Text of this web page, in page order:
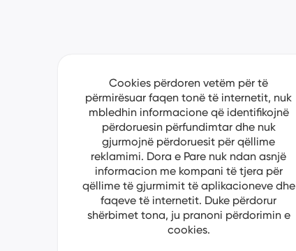
Cookies përdoren vetëm për të
përmirësuar faqen tonë të internetit, nuk
mbledhin informacione që identifikojnë
përdoruesin përfundimtar dhe nuk
gjurmojnë përdoruesit për qëllime
reklamimi. Dora e Pare nuk ndan asnjë
informacion me kompani të tjera për
qëllime të gjurmimit të aplikacioneve dhe
faqeve të internetit. Duke përdorur
shërbimet tona, ju pranoni përdorimin e
cookies.